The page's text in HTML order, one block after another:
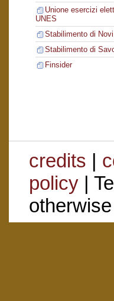
Unione esercizi
UNES
Stabilimento di
Stabilimento di
Finsider
credits |
policy|